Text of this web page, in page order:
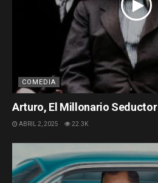
COMEDIA
Arturo, El Millonario Seductor
ABRIL 2, 2025 22.3K